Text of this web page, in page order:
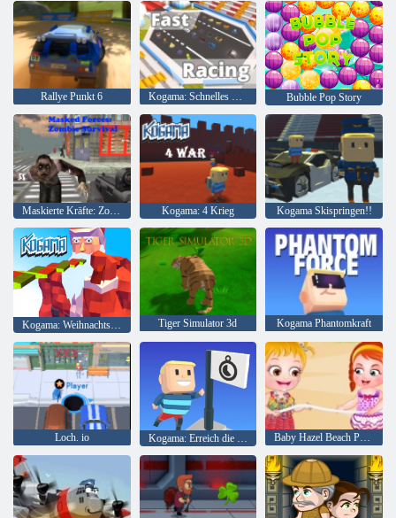
Rallye Punkt 6 Kogama: Schnelles Rennen Bubble Pop Story
Maskierte Kräfte: Zombie-Überleben Kogama: 4 Krieg Kogama Skispringen!!
Tiger Simulator 3d Kogama Phantomkraft
Loch. io Kogama: Erreich die Flagge Baby Hazel Beach Party